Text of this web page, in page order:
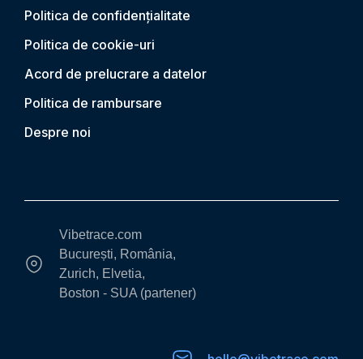
Politica de confidențialitate
Politica de cookie-uri
Acord de prelucrare a datelor
Politica de rambursare
Despre noi
Vibetrace.com
București, România,
Zurich, Elvetia,
Boston - SUA (partener)